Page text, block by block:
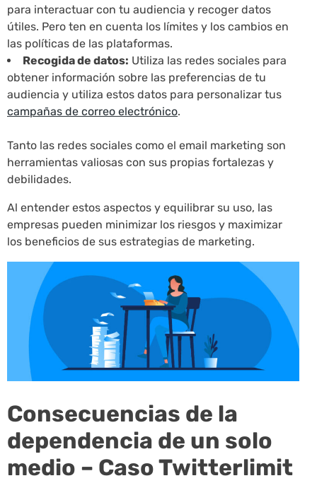
para interactuar con tu audiencia y recoger datos
útiles. Pero ten en cuenta los límites y los cambios en
las políticas de las plataformas.
Recogida de datos: Utiliza las redes sociales para
obtener información sobre las preferencias de tu
audiencia y utiliza estos datos para personalizar tus
campañas de correo electrónico.
Tanto las redes sociales como el email marketing son
herramientas valiosas con sus propias fortalezas y
debilidades.
Al entender estos aspectos y equilibrar su uso, las
empresas pueden minimizar los riesgos y maximizar
los beneficios de sus estrategias de marketing.
Consecuencias de la
dependencia de un solo
medio – Caso Twitterlimit